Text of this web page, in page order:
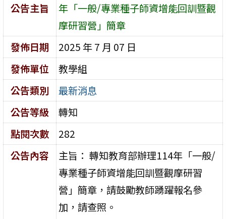
公告主旨
年「一般/專業種子師資增能回訓暨觀
摩研習營」簡章
發佈日期
2025 年 7 月 07 日
發佈單位
教學組
公告類別
最新消息
公告等級
轉知
點閱次數
282
公告內容
主旨： 轉知教育部辦理114年「一般/
專業種子師資增能回訓暨觀摩研習
營」簡章，請鼓勵教師踴躍報名參
加，請查照。